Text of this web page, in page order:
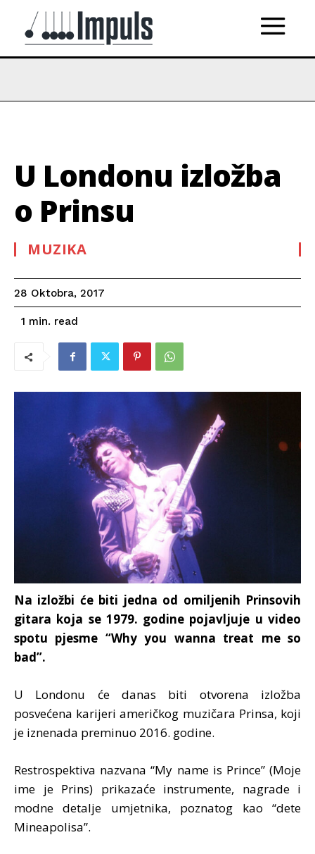
U Londonu izložba
o Prinsu
MUZIKA
28 Oktobra, 2017
1 min. read
Na izložbi će biti jedna od omiljenih Prinsovih
gitara koja se 1979. godine pojavljuje u video
spotu pjesme “Why you wanna treat me so
bad”.
U Londonu će danas biti otvorena izložba
posvećena karijeri američkog muzičara Prinsa, koji
je iznenada preminuo 2016. godine.
Restrospektiva nazvana “My name is Prince” (Moje
ime je Prins) prikazaće instrumente, nagrade i
modne detalje umjetnika, poznatog kao “dete
Mineapolisa”.